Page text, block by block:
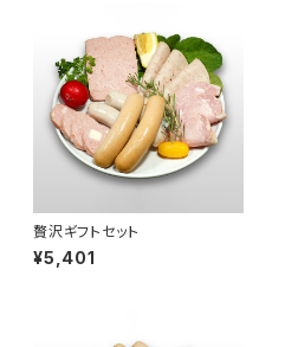
贅沢ギフトセット
¥5,401